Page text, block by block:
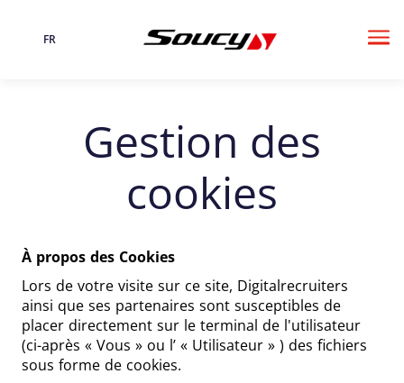
Langue
FR
Gestion des
cookies
À propos des Cookies
Lors de votre visite sur ce site, Digitalrecruiters
ainsi que ses partenaires sont susceptibles de
placer directement sur le terminal de l'utilisateur
(ci-après « Vous » ou l’ « Utilisateur » ) des fichiers
sous forme de cookies.